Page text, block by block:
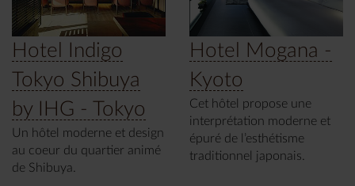
Hotel Indigo
Tokyo Shibuya
by IHG - Tokyo
Un hôtel moderne et design
au coeur du quartier animé
de Shibuya.
Hotel Mogana -
Kyoto
Cet hôtel propose une
interprétation moderne et
épuré de l’esthétisme
traditionnel japonais.